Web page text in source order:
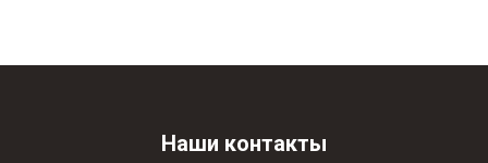
Наши контакты